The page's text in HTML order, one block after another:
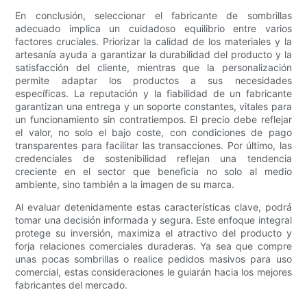
En conclusión, seleccionar el fabricante de sombrillas
adecuado implica un cuidadoso equilibrio entre varios
factores cruciales. Priorizar la calidad de los materiales y la
artesanía ayuda a garantizar la durabilidad del producto y la
satisfacción del cliente, mientras que la personalización
permite adaptar los productos a sus necesidades
específicas. La reputación y la fiabilidad de un fabricante
garantizan una entrega y un soporte constantes, vitales para
un funcionamiento sin contratiempos. El precio debe reflejar
el valor, no solo el bajo coste, con condiciones de pago
transparentes para facilitar las transacciones. Por último, las
credenciales de sostenibilidad reflejan una tendencia
creciente en el sector que beneficia no solo al medio
ambiente, sino también a la imagen de su marca.
Al evaluar detenidamente estas características clave, podrá
tomar una decisión informada y segura. Este enfoque integral
protege su inversión, maximiza el atractivo del producto y
forja relaciones comerciales duraderas. Ya sea que compre
unas pocas sombrillas o realice pedidos masivos para uso
comercial, estas consideraciones le guiarán hacia los mejores
fabricantes del mercado.